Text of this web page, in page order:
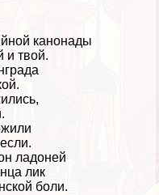
канонады
и твой.
ладоней
лик
боли.